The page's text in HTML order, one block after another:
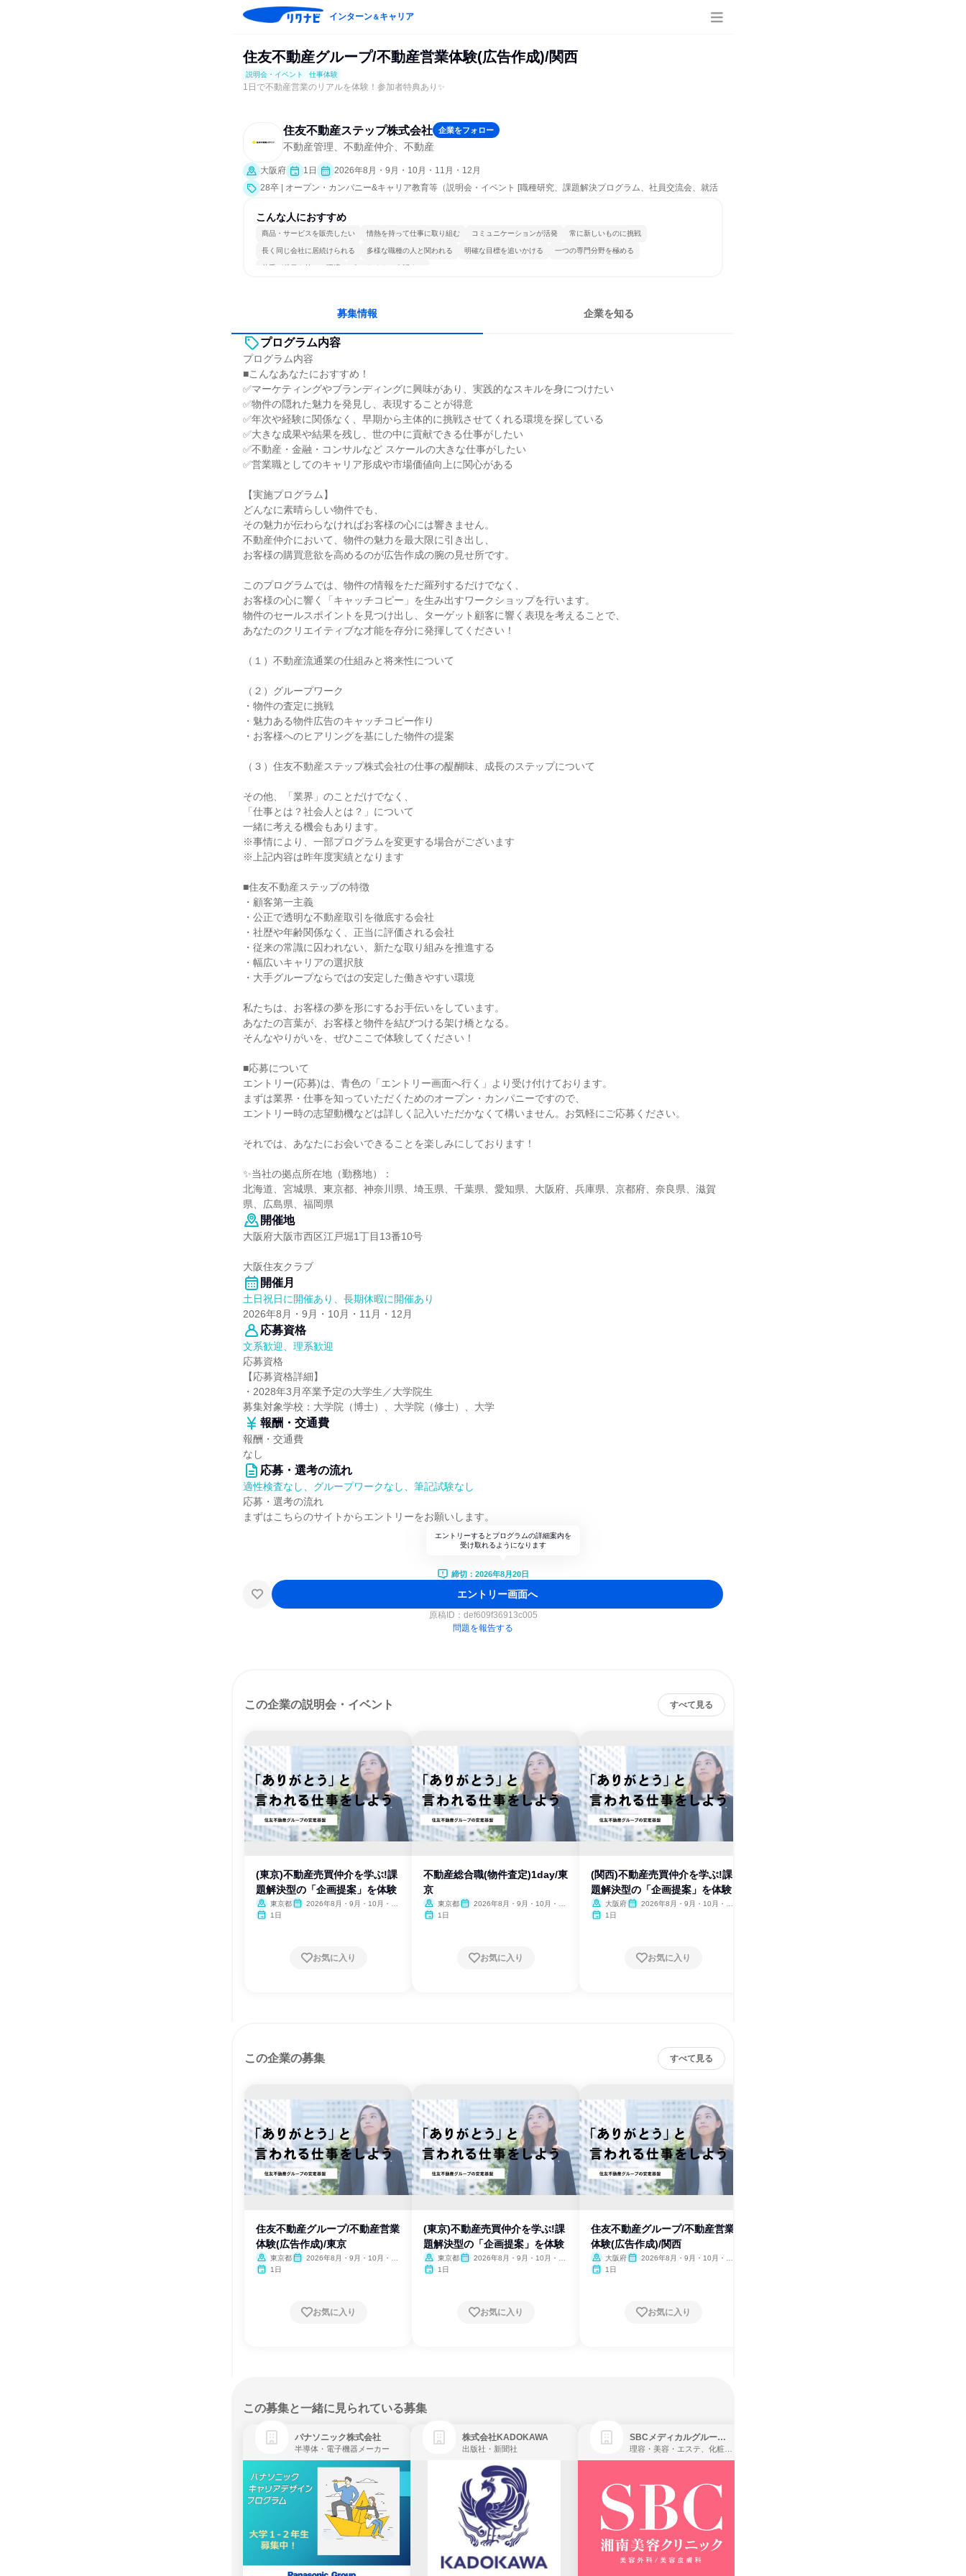
インターン＆キャリア
住友不動産グループ/不動産営業体験(広告作成)/関西
説明会・イベント 仕事体験
1日で不動産営業のリアルを体験！参加者特典あり✨
住友不動産ステップ株式会社 企業をフォロー
不動産管理、不動産仲介、不動産
大阪府 1日
2026年8月・9月・10月・11月・12月
28卒 | オープン・カンパニー&キャリア教育等（説明会・イベント [職種研究、課題解決プログラム、社員交流会、就活
こんな人におすすめ
商品・サービスを販売したい 情熱を持って仕事に取り組む コミュニケーションが活発 常に新しいものに挑戦
長く同じ会社に居続けられる 多様な職種の人と関われる 明確な目標を追いかける 一つの専門分野を極める
若手が裁量を持てる環境 人とたくさん会話する
募集情報 企業を知る
プログラム内容
プログラム内容
■こんなあなたにおすすめ！
✅マーケティングやブランディングに興味があり、実践的なスキルを身につけたい
✅物件の隠れた魅力を発見し、表現することが得意
✅年次や経験に関係なく、早期から主体的に挑戦させてくれる環境を探している
✅大きな成果や結果を残し、世の中に貢献できる仕事がしたい
✅不動産・金融・コンサルなど スケールの大きな仕事がしたい
✅営業職としてのキャリア形成や市場価値向上に関心がある
【実施プログラム】
どんなに素晴らしい物件でも、
その魅力が伝わらなければお客様の心には響きません。
不動産仲介において、物件の魅力を最大限に引き出し、
お客様の購買意欲を高めるのが広告作成の腕の見せ所です。
このプログラムでは、物件の情報をただ羅列するだけでなく、
お客様の心に響く「キャッチコピー」を生み出すワークショップを行います。
物件のセールスポイントを見つけ出し、ターゲット顧客に響く表現を考えることで、
あなたのクリエイティブな才能を存分に発揮してください！
（１）不動産流通業の仕組みと将来性について
（２）グループワーク
・物件の査定に挑戦
・魅力ある物件広告のキャッチコピー作り
・お客様へのヒアリングを基にした物件の提案
（３）住友不動産ステップ株式会社の仕事の醍醐味、成長のステップについて
その他、「業界」のことだけでなく、
「仕事とは？社会人とは？」について
一緒に考える機会もあります。
※事情により、一部プログラムを変更する場合がございます
※上記内容は昨年度実績となります
■住友不動産ステップの特徴
・顧客第一主義
・公正で透明な不動産取引を徹底する会社
・社歴や年齢関係なく、正当に評価される会社
・従来の常識に囚われない、新たな取り組みを推進する
・幅広いキャリアの選択肢
・大手グループならではの安定した働きやすい環境
私たちは、お客様の夢を形にするお手伝いをしています。
あなたの言葉が、お客様と物件を結びつける架け橋となる。
そんなやりがいを、ぜひここで体験してください！
■応募について
エントリー(応募)は、青色の「エントリー画面へ行く」より受け付けております。
まずは業界・仕事を知っていただくためのオープン・カンパニーですので、
エントリー時の志望動機などは詳しく記入いただかなくて構いません。お気軽にご応募ください。
それでは、あなたにお会いできることを楽しみにしております！
✨当社の拠点所在地（勤務地）：
北海道、宮城県、東京都、神奈川県、埼玉県、千葉県、愛知県、大阪府、兵庫県、京都府、奈良県、滋賀
県、広島県、福岡県
開催地
大阪府大阪市西区江戸堀1丁目13番10号
大阪住友クラブ
開催月
土日祝日に開催あり、長期休暇に開催あり
2026年8月・9月・10月・11月・12月
応募資格
文系歓迎、理系歓迎
応募資格
【応募資格詳細】
・2028年3月卒業予定の大学生／大学院生
募集対象学校：大学院（博士）、大学院（修士）、大学
報酬・交通費
報酬・交通費
なし
応募・選考の流れ
適性検査なし、グループワークなし、筆記試験なし
応募・選考の流れ
まずはこちらのサイトからエントリーをお願いします。
エントリーするとプログラムの詳細案内を
受け取れるようになります
締切：2026年8月20日
エントリー画面へ
原稿ID： def609f36913c005
問題を報告する
この企業の説明会・イベント すべて見る
(東京)不動産売買仲介を学ぶ!課
題解決型の「企画提案」を体験
東京都
2026年8月・9月・10月・11
1日
お気に入り
不動産総合職(物件査定)1day/東
京
東京都
2026年8月・9月・10月・11
1日
お気に入り
(関西)不動産売買仲介を学ぶ!課
題解決型の「企画提案」を体験
大阪府
2026年8月・9月・10月・11
1日
お気に入り
この企業の募集 すべて見る
住友不動産グループ/不動産営業
体験(広告作成)/東京
東京都
2026年8月・9月・10月・11
1日
お気に入り
(東京)不動産売買仲介を学ぶ!課
題解決型の「企画提案」を体験
東京都
2026年8月・9月・10月・11
1日
お気に入り
住友不動産グループ/不動産営業
体験(広告作成)/関西
大阪府
2026年8月・9月・10月・11
1日
お気に入り
この募集と一緒に見られている募集
パナソニック株式会社
半導体・電子機器メーカー
株式会社KADOKAWA
出版社・新聞社
SBCメディカルグループ株式会社